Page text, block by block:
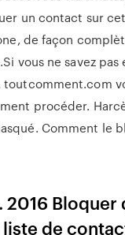
un contact sur
de façon
vous ne savez pas
procéder.
Comment le
2016 Bloquer
liste de